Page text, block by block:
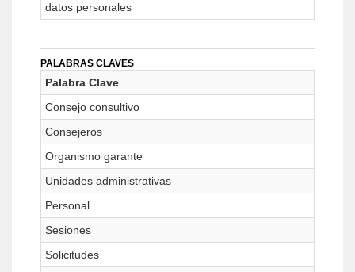
datos personales
PALABRAS CLAVES
Palabra Clave
Consejo consultivo
Consejeros
Organismo garante
Unidades administrativas
Personal
Sesiones
Solicitudes